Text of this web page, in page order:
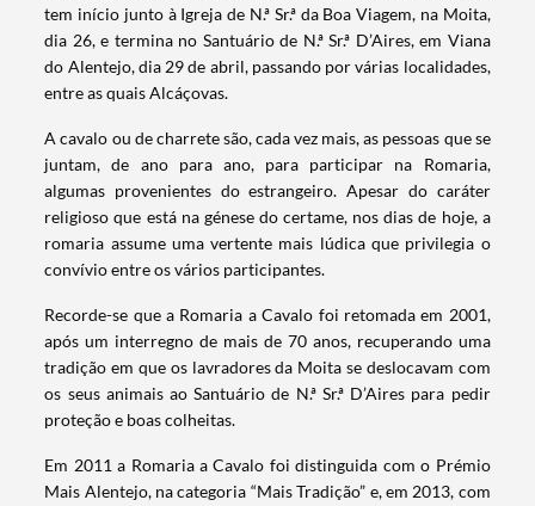
Termo de Pesquisa
tem início junto à Igreja de N.ª Sr.ª da Boa Viagem, na Moita,
dia 26, e termina no Santuário de N.ª Sr.ª D’Aires, em Viana
do Alentejo, dia 29 de abril, passando por várias localidades,
entre as quais Alcáçovas.
A cavalo ou de charrete são, cada vez mais, as pessoas que se
juntam, de ano para ano, para participar na Romaria,
algumas provenientes do estrangeiro. Apesar do caráter
religioso que está na génese do certame, nos dias de hoje, a
romaria assume uma vertente mais lúdica que privilegia o
convívio entre os vários participantes.
Recorde-se que a Romaria a Cavalo foi retomada em 2001,
após um interregno de mais de 70 anos, recuperando uma
tradição em que os lavradores da Moita se deslocavam com
os seus animais ao Santuário de N.ª Sr.ª D’Aires para pedir
proteção e boas colheitas.
Em 2011 a Romaria a Cavalo foi distinguida com o Prémio
Mais Alentejo, na categoria “Mais Tradição” e, em 2013, com